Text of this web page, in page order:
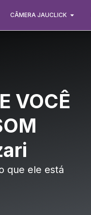
CÂMERA JAUCLICK
VOCÊ
que ele está